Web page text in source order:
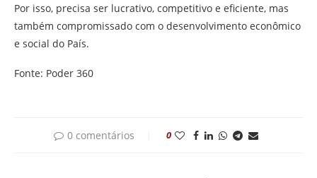
Por isso, precisa ser lucrativo, competitivo e eficiente, mas
também compromissado com o desenvolvimento econômico
e social do País.
Fonte: Poder 360
0 comentários 0